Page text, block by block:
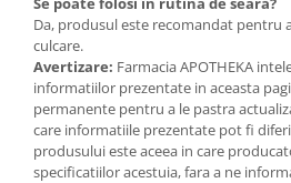
Da, produsul este recomandat pentru
culcare.
Avertizare: Farmacia APOTHEKA
informatiilor prezentate in aceasta
permanente pentru a le pastra
care informatiile prezentate pot fi
produsului este aceea in care
specificatiilor acestuia, fara a ne